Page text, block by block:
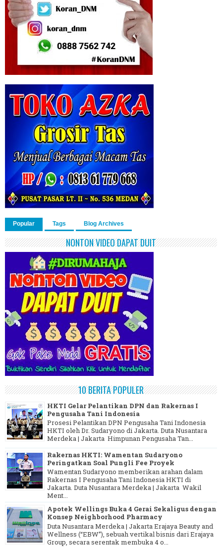
Popular Tags Blog Archives
NONTON VIDEO DAPAT DUIT
10 BERITA POPULER
HKTI Gelar Pelantikan DPN dan Rakernas I
Pengusaha Tani Indonesia
Prosesi Pelantikan DPN Pengusaha Tani Indonesia
HKTI oleh Dr. Sudaryono di Jakarta. Duta Nusantara
Merdeka | Jakarta Himpunan Pengusaha Tan...
Rakernas HKTI: Wamentan Sudaryono
Peringatkan Soal Pungli Fee Proyek
Wamentan Sudaryono memberikan arahan dalam
Rakernas I Pengusaha Tani Indonesia HKTI di
Jakarta. Duta Nusantara Merdeka | Jakarta Wakil
Ment...
Apotek Wellings Buka 4 Gerai Sekaligus dengan
Konsep Neighborhood Pharmacy
Duta Nusantara Merdeka | Jakarta Erajaya Beauty and
Wellness (“EBW”), sebuah vertikal bisnis dari Erajaya
Group, secara serentak membuka 4 o...